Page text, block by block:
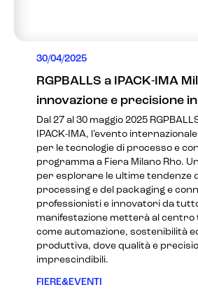
30/04/2025
RGPBALLS a IPACK-IMA
innovazione e precisione
Dal 27 al 30 maggio 2025
IPACK-IMA, l’evento
per le tecnologie di processo e
programma a Fiera Milano Rho.
per esplorare le ultime tendenze
processing e del packaging e
professionisti e innovatori da
manifestazione metterà al
come automazione, sostenibilità
produttiva, dove qualità e
imprescindibili.
FIERE&EVENTI